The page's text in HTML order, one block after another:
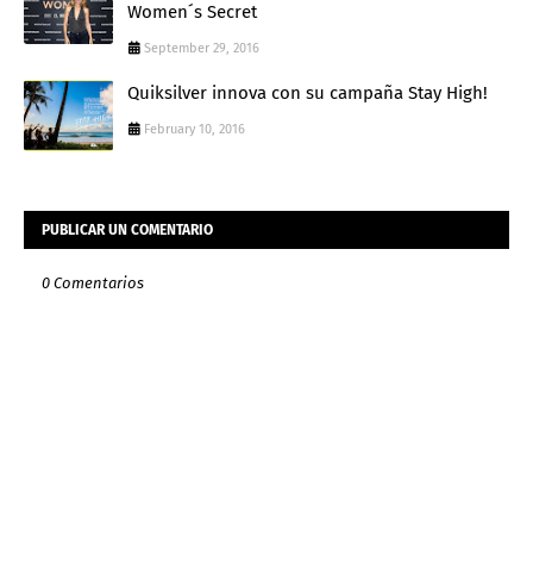
Women´s Secret
September 29, 2016
Quiksilver innova con su campaña Stay High!
February 10, 2016
PUBLICAR UN COMENTARIO
0 Comentarios